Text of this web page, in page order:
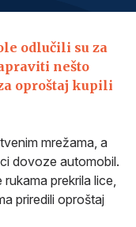
odlučili su za
nešto
oproštaj kupili
mrežama, a
dovoze automobil.
prekrila lice,
priredili oproštaj